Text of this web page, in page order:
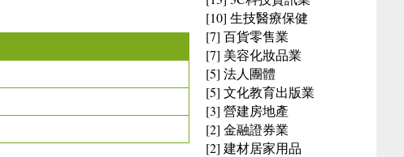
[10] 生技醫療保健
[7] 百貨零售業
[7] 美容化妝品業
[5] 法人團體
[5] 文化教育出版業
[3] 營建房地產
[2] 金融證券業
[2] 建材居家用品